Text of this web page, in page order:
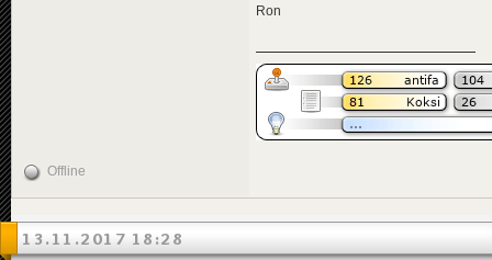
Ron
Offline
13.11.2017 18:28